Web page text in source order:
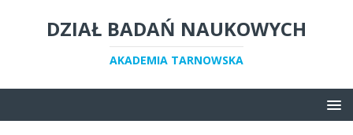
DZIAŁ BADAŃ NAUKOWYCH
AKADEMIA TARNOWSKA